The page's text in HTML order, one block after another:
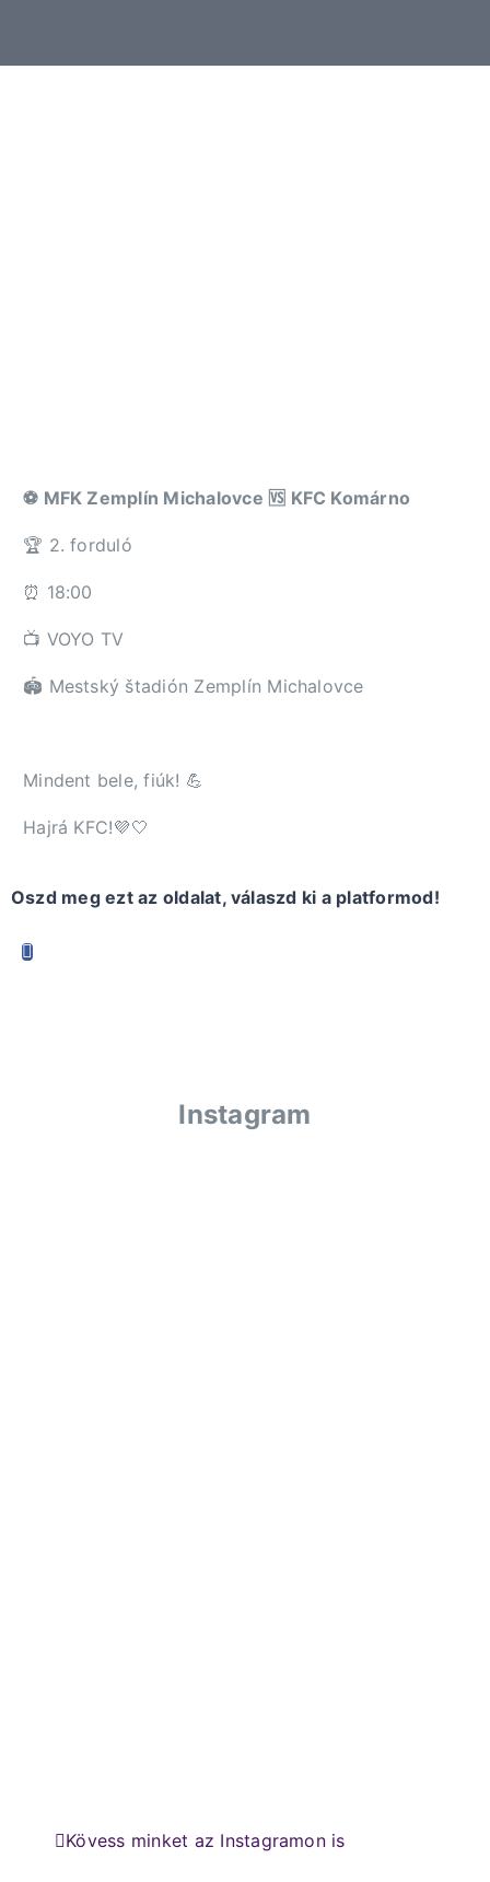
⚽️ MFK Zemplín Michalovce 🆚 KFC Komárno
🏆 2. forduló
⏰ 18:00
📺 VOYO TV
🏟️ Mestský štadión Zemplín Michalovce
Mindent bele, fiúk! 💪
Hajrá KFC!💜🤍
Oszd meg ezt az oldalat, válaszd ki a platformod!
Instagram
Kövess minket az Instagramon is